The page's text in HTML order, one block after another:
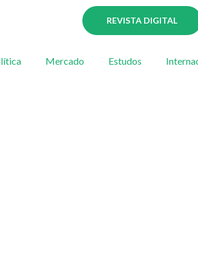
REVISTA DIGITAL
Mercado Estudos